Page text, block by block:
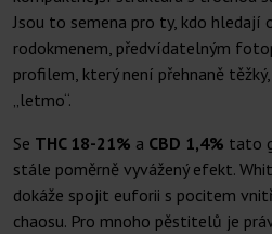
Jsou to semena pro ty, kdo hledají
rodokmenem, předvídatelným
profilem, který není přehnaně
„letmo“.
Se THC 18-21% a CBD 1,4% tato
stále poměrně vyvážený efekt.
dokáže spojit euforii s pocitem
chaosu. Pro mnoho pěstitelů je